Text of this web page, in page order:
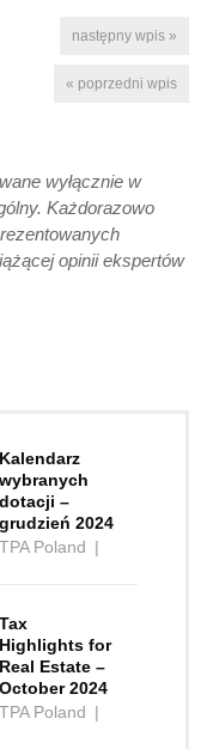
następny wpis »
« poprzedni wpis
wyłącznie w
Każdorazowo
opinii ekspertów
Kalendarz
wybranych
dotacji –
grudzień 2024
TPA Poland |
Tax
Highlights for
Real Estate –
October 2024
TPA Poland |